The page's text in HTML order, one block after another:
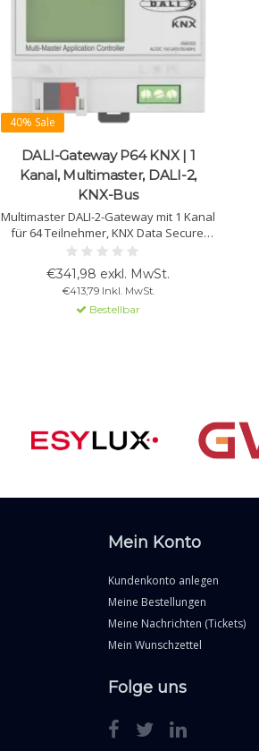
40% Sale
DALI-Gateway P64 KNX | 1
Kanal, Multimaster, DALI-2,
KNX-Bus
Multimaster DALI-2-Gateway mit 1 Kanal
für 64 Teilnehmer, KNX Data Secure,
DALI-2-Sensoren, Taster, DT8-
Farbsteuerung, Szenen, MQTT und ETS
DCA.
€341,98 exkl. MwSt.
€413,79 Inkl. MwSt.
Bestellbar
Mein Konto
Kundenkonto anlegen
Meine Bestellungen
Meine Nachrichten (Tickets)
Mein Wunschzettel
Folge uns